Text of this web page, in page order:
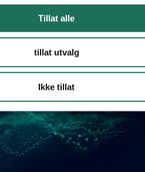
Tillat alle
tillat utvalg
Ikke tillat